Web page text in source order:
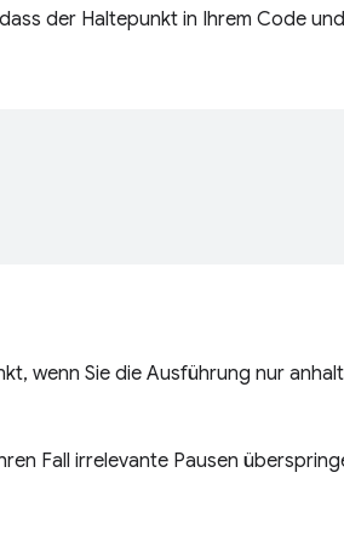
der Haltepunkt in Ihrem Code
wenn Sie die Ausführung nur
Fall irrelevante Pausen